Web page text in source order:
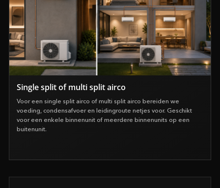
Single split of multi split airco
Voor een single split airco of multi split airco bereiden we
voeding, condensafvoer en leidingroute netjes voor. Geschikt
voor een enkele binnenunit of meerdere binnenunits op een
buitenunit.